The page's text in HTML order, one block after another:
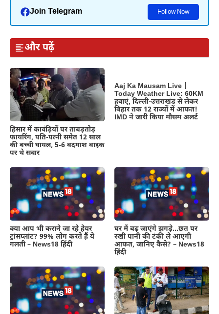
Join Telegram Follow Now
और पढ़ें
हिसार में कावंड़ियों पर ताबड़तोड़
फायरिंग, पति-पत्नी समेत 12 साल
की बच्ची घायल, 5-6 बदमाश बाइक
पर थे सवार
Aaj Ka Mausam Live |
Today Weather Live: 60KM
हवाएं, दिल्ली-उत्तराखंड से लेकर
बिहार तक 12 राज्यों में आफत!
IMD ने जारी किया मौसम अलर्ट
क्या आप भी कराने जा रहे हेयर
ट्रांसप्लांट? 99% लोग करते हैं ये
गलती – News18 हिंदी
घर में बढ़ जाएंगे झगड़े…छत पर
रखी पानी की टंकी ले आएगी
आफत, जानिए कैसे? – News18
हिंदी